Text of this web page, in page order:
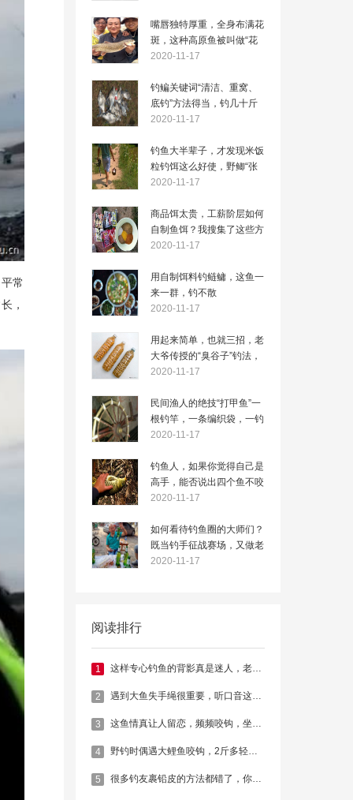
嘴唇独特厚重，全身布满花
斑，这种高原鱼被叫做“花
鱼”
2020-11-17
钓鳊关键词“清洁、重窝、
底钓”方法得当，钓几十斤
不是问题
2020-11-17
钓鱼大半辈子，才发现米饭
粒钓饵这么好使，野鲫“张
口就来”
2020-11-17
商品饵太贵，工薪阶层如何
自制鱼饵？我搜集了这些方
法
2020-11-17
用自制饵料钓鲢鳙，这鱼一
来一群，钓不散
2020-11-17
用起来简单，也就三招，老
大爷传授的“臭谷子”钓法，
专攻大鲤鱼
2020-11-17
民间渔人的绝技“打甲鱼”一
根钓竿，一条编织袋，一钓
一个准
2020-11-17
钓鱼人，如果你觉得自己是
高手，能否说出四个鱼不咬
钩的原因
2020-11-17
如何看待钓鱼圈的大师们？
既当钓手征战赛场，又做老
板角逐商海
2020-11-17
阅读排行
1 这样专心钓鱼的背影真是迷人，老铁们赞同不？
2 遇到大鱼失手绳很重要，听口音这钓鱼的是湖北黄冈的！
3 这鱼情真让人留恋，频频咬钩，坐等爆护！
4 野钓时偶遇大鲤鱼咬钩，2斤多轻松拉起，大家看看这野货纯不纯
5 很多钓友裹铅皮的方法都错了，你裹对了吗？
常
，